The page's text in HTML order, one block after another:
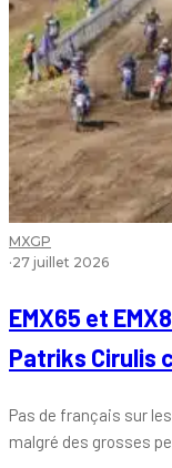
MXGP
·27 juillet 2026
EMX65 et
Patriks Cirulis
Pas de français sur
malgré des grosses